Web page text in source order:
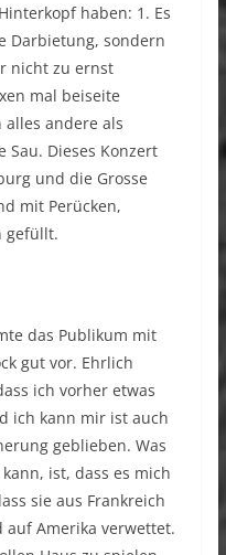
haben: 1. Es
Darbietung, sondern
nicht zu ernst
mal beiseite
alles andere als
Sau. Dieses Konzert
und die Grosse
mit Perücken,
gefüllt.
das Publikum mit
gut vor. Ehrlich
ich vorher etwas
ich kann mir ist auch
geblieben. Was
ist, dass es mich
sie aus Frankreich
auf Amerika verwettet.